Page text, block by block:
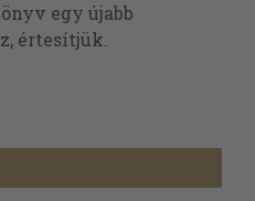
egy újabb
értesítjük.